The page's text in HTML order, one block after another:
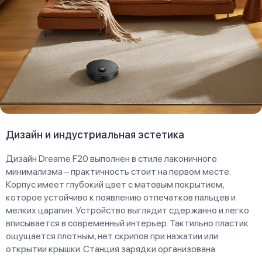
Дизайн и индустриальная эстетика
Дизайн Dreame F20 выполнен в стиле лаконичного
минимализма – практичность стоит на первом месте.
Корпус имеет глубокий цвет с матовым покрытием,
которое устойчиво к появлению отпечатков пальцев и
мелких царапин. Устройство выглядит сдержанно и легко
вписывается в современный интерьер. Тактильно пластик
ощущается плотным, нет скрипов при нажатии или
открытии крышки. Станция зарядки организована